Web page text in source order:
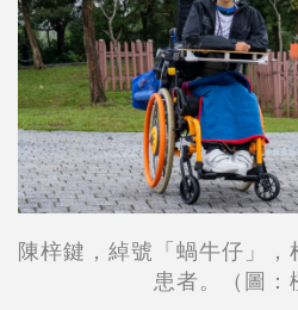
陳梓鍵，綽號「蝸牛仔」
患者。（圖：